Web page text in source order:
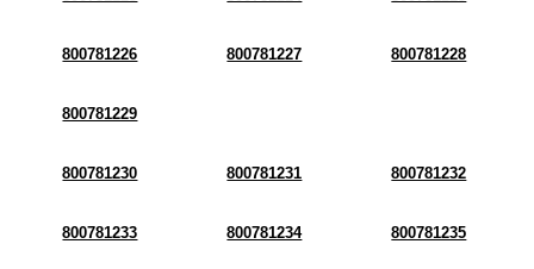
800781226 800781227 800781228
800781229
800781230 800781231 800781232
800781233 800781234 800781235